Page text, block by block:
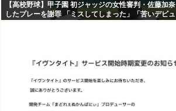
【高校野球】甲子園 初ジャッジの女性審判・佐藤加
したプレーを謝罪 「ミスしてしまった」「苦いデビ